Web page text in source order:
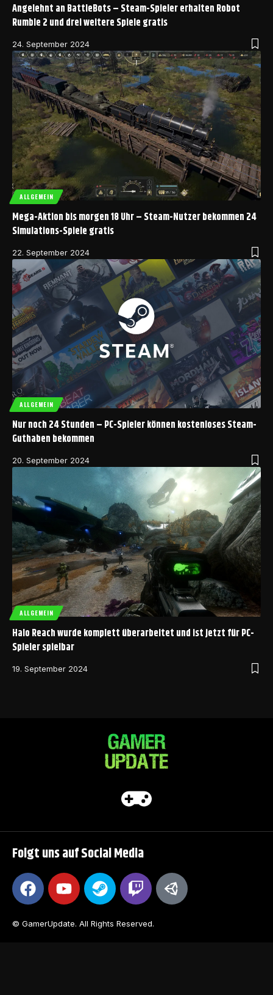
Angelehnt an BattleBots – Steam-Spieler erhalten Robot
Rumble 2 und drei weitere Spiele gratis
24. September 2024
ALLGEMEIN
Mega-Aktion bis morgen 18 Uhr – Steam-Nutzer bekommen 24
Simulations-Spiele gratis
22. September 2024
ALLGEMEIN
Nur noch 24 Stunden – PC-Spieler können kostenloses Steam-
Guthaben bekommen
20. September 2024
ALLGEMEIN
Halo Reach wurde komplett überarbeitet und ist jetzt für PC-
Spieler spielbar
19. September 2024
Folgt uns auf Social Media
© GamerUpdate. All Rights Reserved.